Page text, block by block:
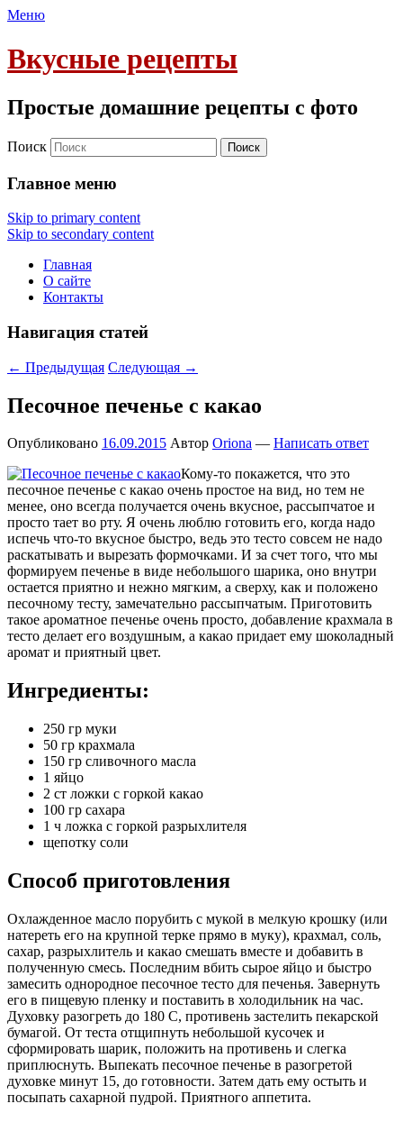
Меню
Вкусные рецепты
Простые домашние рецепты с фото
Поиск
Главное меню
Skip to primary content
Skip to secondary content
Главная
О сайте
Контакты
Навигация статей
← Предыдущая Следующая →
Песочное печенье с какао
Опубликовано 16.09.2015 Автор Oriona — Написать ответ
Кому-то покажется, что это
песочное печенье с какао очень простое на вид, но тем не
менее, оно всегда получается очень вкусное, рассыпчатое и
просто тает во рту. Я очень люблю готовить его, когда надо
испечь что-то вкусное быстро, ведь это тесто совсем не надо
раскатывать и вырезать формочками. И за счет того, что мы
формируем печенье в виде небольшого шарика, оно внутри
остается приятно и нежно мягким, а сверху, как и положено
песочному тесту, замечательно рассыпчатым. Приготовить
такое ароматное печенье очень просто, добавление крахмала в
тесто делает его воздушным, а какао придает ему шоколадный
аромат и приятный цвет.
Ингредиенты:
250 гр муки
50 гр крахмала
150 гр сливочного масла
1 яйцо
2 ст ложки с горкой какао
100 гр сахара
1 ч ложка с горкой разрыхлителя
щепотку соли
Способ приготовления
Охлажденное масло порубить с мукой в мелкую крошку (или
натереть его на крупной терке прямо в муку), крахмал, соль,
сахар, разрыхлитель и какао смешать вместе и добавить в
полученную смесь. Последним вбить сырое яйцо и быстро
замесить однородное песочное тесто для печенья. Завернуть
его в пищевую пленку и поставить в холодильник на час.
Духовку разогреть до 180 С, противень застелить пекарской
бумагой. От теста отщипнуть небольшой кусочек и
сформировать шарик, положить на противень и слегка
приплюснуть. Выпекать песочное печенье в разогретой
духовке минут 15, до готовности. Затем дать ему остыть и
посыпать сахарной пудрой. Приятного аппетита.